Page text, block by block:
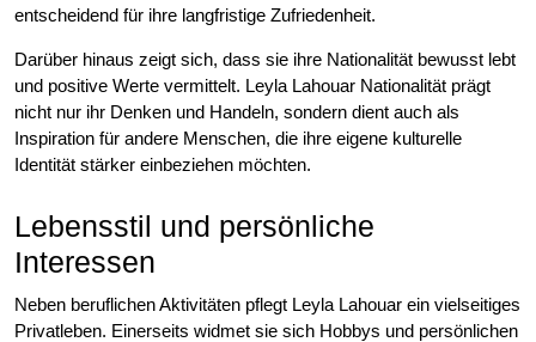
entscheidend für ihre langfristige Zufriedenheit.
Darüber hinaus zeigt sich, dass sie ihre Nationalität bewusst lebt
und positive Werte vermittelt. Leyla Lahouar Nationalität prägt
nicht nur ihr Denken und Handeln, sondern dient auch als
Inspiration für andere Menschen, die ihre eigene kulturelle
Identität stärker einbeziehen möchten.
Lebensstil und persönliche
Interessen
Neben beruflichen Aktivitäten pflegt Leyla Lahouar ein vielseitiges
Privatleben. Einerseits widmet sie sich Hobbys und persönlichen